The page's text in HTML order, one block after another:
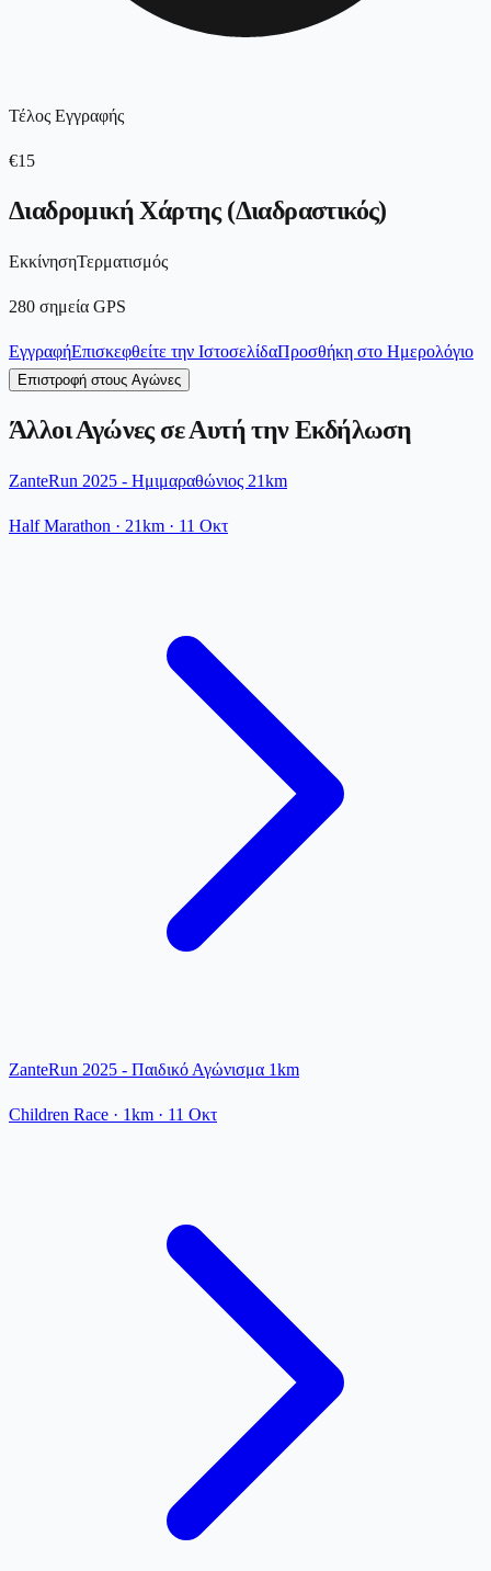
Τέλος Εγγραφής
€15
Διαδρομική Χάρτης (Διαδραστικός)
ΕκκίνησηΤερματισμός
+
280 σημεία GPS
ΕγγραφήΕπισκεφθείτε την ΙστοσελίδαΠροσθήκη στο Ημερολόγιο
Επιστροφή στους Αγώνες
Άλλοι Αγώνες σε Αυτή την Εκδήλωση
ZanteRun 2025 - Ημιμαραθώνιος 21km
Half Marathon · 21km · 11 Οκτ
ZanteRun 2025 - Παιδικό Αγώνισμα 1km
Children Race · 1km · 11 Οκτ